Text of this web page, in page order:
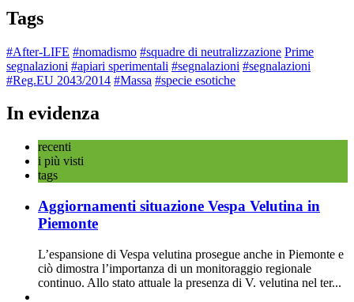
Tags
#After-LIFE #nomadismo #squadre di neutralizzazione Prime
segnalazioni #apiari sperimentali #segnalazioni #segnalazioni
#Reg.EU 2043/2014 #Massa #specie esotiche
In evidenza
recenti
i più visti
tags
Aggiornamenti situazione Vespa Velutina in
Piemonte
L’espansione di Vespa velutina prosegue anche in Piemonte e
ciò dimostra l’importanza di un monitoraggio regionale
continuo. Allo stato attuale la presenza di V. velutina nel ter...